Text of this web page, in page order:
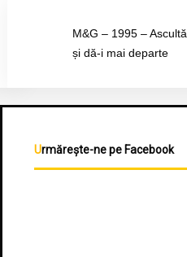
M&G – 1995 – Ascultă
și dă-i mai departe
Urmărește-ne pe Facebook